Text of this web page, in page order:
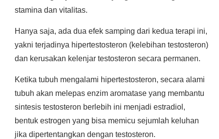
stamina dan vitalitas.
Hanya saja, ada dua efek samping dari kedua terapi ini,
yakni terjadinya hipertestosteron (kelebihan testosteron)
dan kerusakan kelenjar testosteron secara permanen.
Ketika tubuh mengalami hipertestosteron, secara alami
tubuh akan melepas enzim aromatase yang membantu
sintesis testosteron berlebih ini menjadi estradiol,
bentuk estrogen yang bisa memicu sejumlah keluhan
jika dipertentangkan dengan testosteron.